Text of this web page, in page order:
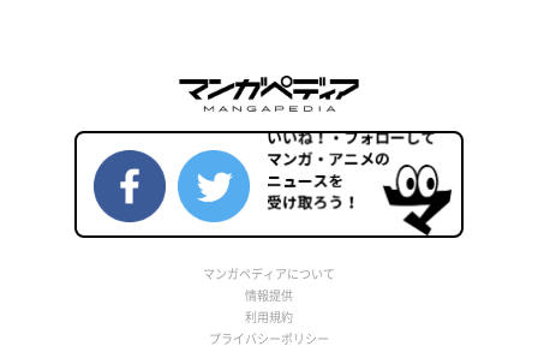
マンガペディアについて
情報提供
利用規約
プライバシーポリシー